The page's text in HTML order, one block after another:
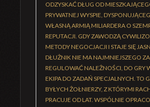
ODZYSKAĆ DŁUG OD
PRYWATNEJ WYSPIE,
WŁASNĄ ARMIĄ MILIARDERA O
REPUTACJI. GDY ZAWODZĄ
METODY NEGOCJACJI I STAJE SIĘ
DŁUŻNIK NIE MA NAJMNIEJSZEGO
REGULOWAĆ NALEŻNOŚCI, DO GRY
EKIPA DO ZADAŃ SPECJALNYCH. TO
BYŁYCH ŻOŁNIERZY, Z KTÓRYMI
PRACUJE OD LAT. WSPÓLNIE